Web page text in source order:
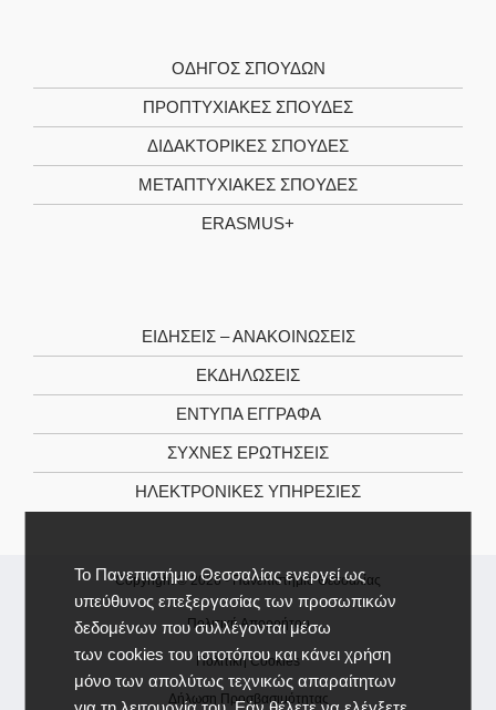
Το Πανεπιστήμιο Θεσσαλίας ενεργεί ως
υπεύθυνος επεξεργασίας των προσωπικών
δεδομένων που συλλέγονται μέσω
των cookies του ιστοτόπου και κάνει χρήση
μόνο των απολύτως τεχνικώς απαραίτητων
ΟΔΗΓΌΣ ΣΠΟΥΔΏΝ
ΠΡΟΠΤΥΧΙΑΚΈΣ ΣΠΟΥΔΈΣ
ΔΙΔΑΚΤΟΡΙΚΈΣ ΣΠΟΥΔΈΣ
ΜΕΤΑΠΤΥΧΙΑΚΈΣ ΣΠΟΥΔΈΣ
ERASMUS+
ΕΙΔΉΣΕΙΣ – ΑΝΑΚΟΙΝΏΣΕΙΣ
ΕΚΔΗΛΏΣΕΙΣ
ΈΝΤΥΠΑ ΈΓΓΡΑΦΑ
ΣΥΧΝΈΣ ΕΡΩΤΉΣΕΙΣ
ΗΛΕΚΤΡΟΝΙΚΈΣ ΥΠΗΡΕΣΊΕΣ
Copyright © 2026 -Πανεπιστήμιο Θεσσαλίας
Πολιτική Απορρήτου
Πολιτική Cookies
Δήλωση Προσβασιμότητας